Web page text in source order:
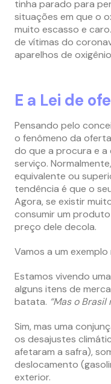
tinha parado para
situações em que o
muito escasso e
de vítimas do
aparelhos de
E a Lei de
Pensando pelo
o fenômeno da
do que a procura e a
serviço.
equivalente ou
tendência é que o
Agora, se existir
consumir um
preço dele decola.
Vamos a um exemplo
Estamos vivendo
alguns itens de
batata. “Mas o
Sim, mas uma
os desajustes
afetaram a safra),
deslocamento
exterior.